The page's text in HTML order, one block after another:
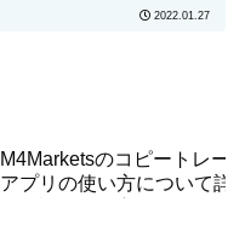
2022.01.27
M4Marketsのコピートレー
アプリの使い方について詳